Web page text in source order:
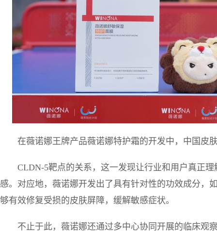
在薇诺娜王牌产品薇诺娜特护霜的开发中，中国皮
CLDN-5靶点的关系，这一发现让行业和用户真正
感。对应地，薇诺娜开发出了具有针对性的功效成分，
够有效修复受损的皮肤屏障，缓解敏感症状。
不止于此，薇诺娜还通过多中心协同开展的临床观